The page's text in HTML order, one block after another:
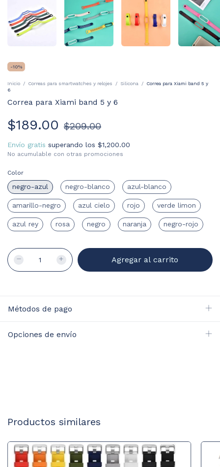
-10%
Inicio / Correas para smartwatches y relojes / Silicona /
Correa para Xiami band 5 y
6
Correa para Xiami band 5 y 6
$189.00 $209.00
Envío gratis superando los $1,200.00
No acumulable con otras promociones
Color
negro-azul negro-blanco azul-blanco
amarillo-negro azul cielo rojo verde limon
azul rey rosa negro naranja negro-rojo
Métodos de pago
Opciones de envío
Productos similares